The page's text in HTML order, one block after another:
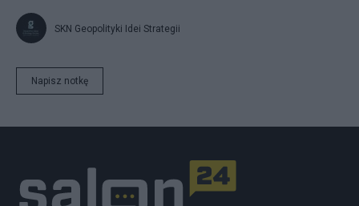
SKN Geopolityki Idei Strategii
Napisz notkę